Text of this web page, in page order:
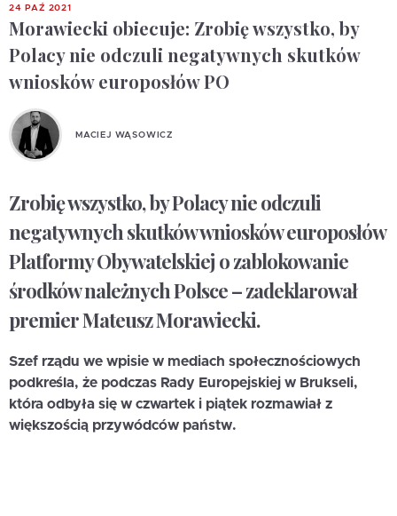
24 PAŹ 2021
Morawiecki obiecuje: Zrobię wszystko, by
Polacy nie odczuli negatywnych skutków
wniosków europosłów PO
MACIEJ WĄSOWICZ
Zrobię wszystko, by Polacy nie odczuli
negatywnych skutków wniosków europosłów
Platformy Obywatelskiej o zablokowanie
środków należnych Polsce – zadeklarował
premier Mateusz Morawiecki.
Szef rządu we wpisie w mediach społecznościowych
podkreśla, że podczas Rady Europejskiej w Brukseli,
która odbyła się w czwartek i piątek rozmawiał z
większością przywódców państw.